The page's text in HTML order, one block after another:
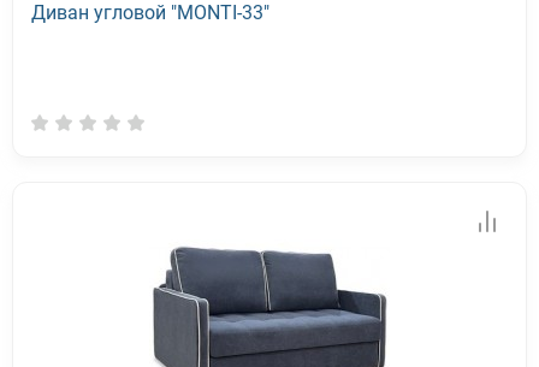
Диван угловой "MONTI-33"